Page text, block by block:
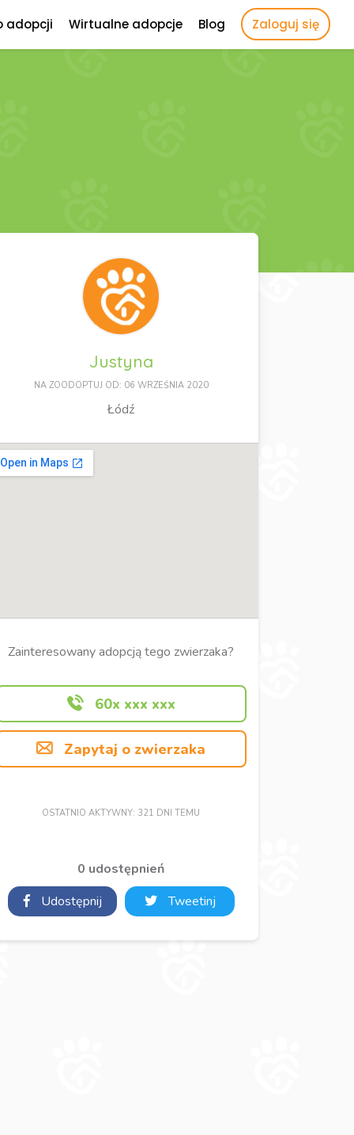
adopcji Wirtualne adopcje Blog Zaloguj się
Justyna
NA ZOODOPTUJ OD: 06 WRZEŚNIA 2020
Łódź
Zainteresowany adopcją tego zwierzaka?
60x xxx xxx
Zapytaj o zwierzaka
OSTATNIO AKTYWNY: 321 DNI TEMU
0 udostępnień
Udostępnij
Tweetinj